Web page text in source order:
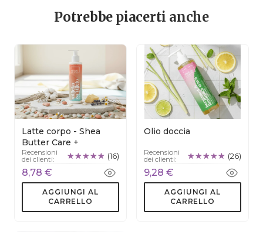
Potrebbe piacerti anche
Latte corpo - Shea
Butter Care +
Recensioni
dei clienti:
(16)
8,78 €
AGGIUNGI AL
CARRELLO
Olio doccia
Recensioni
dei clienti:
(26)
9,28 €
AGGIUNGI AL
CARRELLO